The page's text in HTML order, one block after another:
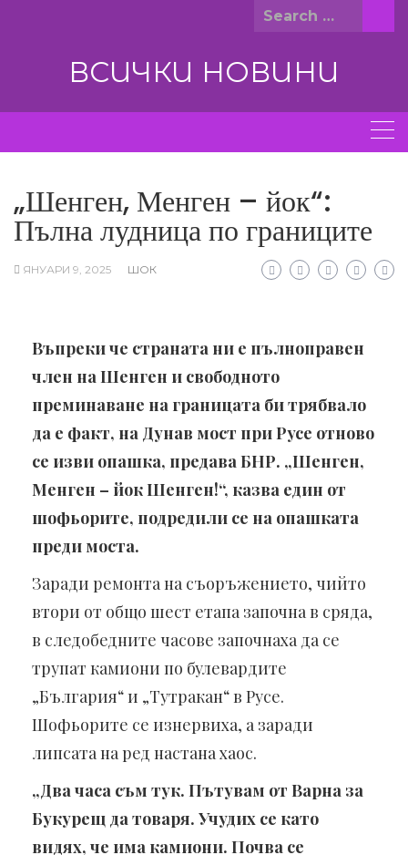
Search
ВСИЧКИ НОВИНИ
„Шенген, Менген – йок“:
Пълна лудница по границите
ЯНУАРИ 9, 2025 ШОК
Въпреки че страната ни е пълноправен
член на Шенген и свободното
преминаване на границата би трябвало
да е факт, на Дунав мост при Русе отново
се изви опашка, предава БНР. „Шенген,
Менген – йок Шенген!“, казва един от
шофьорите, подредили се на опашката
преди моста.
Заради ремонта на съоръжението, чийто
втори от общо шест етапа започна в сряда,
в следобедните часове започнаха да се
трупат камиони по булевардите
„България“ и „Тутракан“ в Русе.
Шофьорите се изнервиха, а заради
липсата на ред настана хаос.
„Два часа съм тук. Пътувам от Варна за
Букурещ да товаря. Учудих се като
видях, че има камиони. Почва се